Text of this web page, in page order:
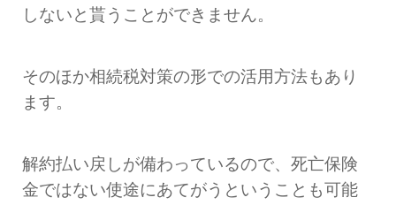
しないと貰うことができません。
そのほか相続税対策の形での活用方法もあり
ます。
解約払い戻しが備わっているので、死亡保険
金ではない使途にあてがうということも可能